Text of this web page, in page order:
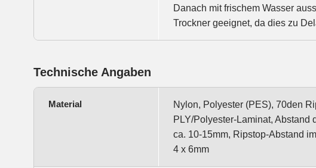
Danach mit frischem Wasser
Trockner geeignet, da dies zu
Technische Angaben
Material
Nylon, Polyester (PES), 70den
PLY/Polyester-Laminat, Abstand
ca. 10-15mm, Ripstop-Abstand
4 x 6mm